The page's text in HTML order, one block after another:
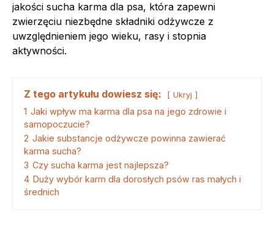
jakości sucha karma dla psa, która zapewni
zwierzęciu niezbędne składniki odżywcze z
uwzględnieniem jego wieku, rasy i stopnia
aktywności.
Z tego artykułu dowiesz się: Ukryj
1 Jaki wpływ ma karma dla psa na jego zdrowie i
samopoczucie?
2 Jakie substancje odżywcze powinna zawierać
karma sucha?
3 Czy sucha karma jest najlepsza?
4 Duży wybór karm dla dorosłych psów ras małych i
średnich